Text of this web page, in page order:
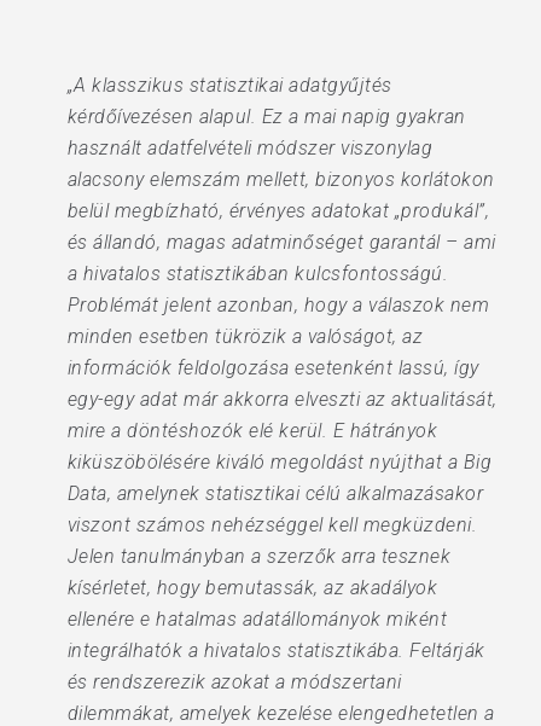
„A klasszikus statisztikai adatgyűjtés
kérdőívezésen alapul. Ez a mai napig gyakran
használt adatfelvételi módszer viszonylag
alacsony elemszám mellett, bizonyos korlátokon
belül megbízható, érvényes adatokat „produkál”,
és állandó, magas adatminőséget garantál – ami
a hivatalos statisztikában kulcsfontosságú.
Problémát jelent azonban, hogy a válaszok nem
minden esetben tükrözik a valóságot, az
információk feldolgozása esetenként lassú, így
egy-egy adat már akkorra elveszti az aktualitását,
mire a döntéshozók elé kerül. E hátrányok
kiküszöbölésére kiváló megoldást nyújthat a Big
Data, amelynek statisztikai célú alkalmazásakor
viszont számos nehézséggel kell megküzdeni.
Jelen tanulmányban a szerzők arra tesznek
kísérletet, hogy bemutassák, az akadályok
ellenére e hatalmas adatállományok miként
integrálhatók a hivatalos statisztikába. Feltárják
és rendszerezik azokat a módszertani
dilemmákat, amelyek kezelése elengedhetetlen a